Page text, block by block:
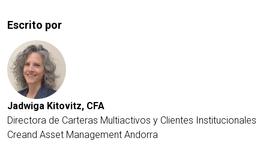
Escrito por
Jadwiga Kitovitz, CFA
Directora de Carteras Multiactivos y Clientes Institucionales
Creand Asset Management Andorra